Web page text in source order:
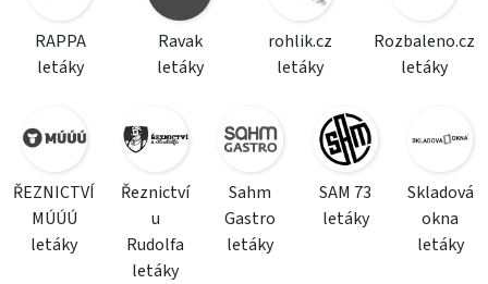
RAPPA
letáky
Ravak
letáky
rohlik.cz
letáky
Rozbaleno.cz
letáky
ŘEZNICTVÍ
MÚÚÚ
letáky
Řeznictví
u
Rudolfa
letáky
Sahm
Gastro
letáky
SAM 73
letáky
Skladová
okna
letáky